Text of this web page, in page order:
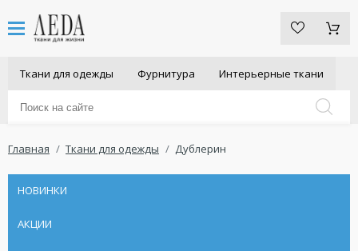
Ткани для одежды Фурнитура Интерьерные ткани
Главная Ткани для одежды Дублерин
НОВИНКИ
АКЦИИ